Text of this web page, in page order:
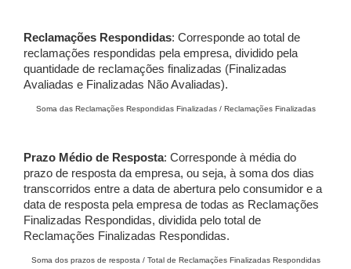
Reclamações Respondidas: Corresponde ao total de
reclamações respondidas pela empresa, dividido pela
quantidade de reclamações finalizadas (Finalizadas
Avaliadas e Finalizadas Não Avaliadas).
Soma das Reclamações Respondidas Finalizadas / Reclamações Finalizadas
Prazo Médio de Resposta: Corresponde à média do
prazo de resposta da empresa, ou seja, à soma dos dias
transcorridos entre a data de abertura pelo consumidor e a
data de resposta pela empresa de todas as Reclamações
Finalizadas Respondidas, dividida pelo total de
Reclamações Finalizadas Respondidas.
Soma dos prazos de resposta / Total de Reclamações Finalizadas Respondidas